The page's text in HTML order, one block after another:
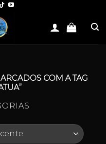
COM A TAG